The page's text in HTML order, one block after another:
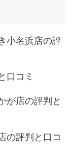
小名浜店の評
口コミ
が店の評判と
の評判と口コ